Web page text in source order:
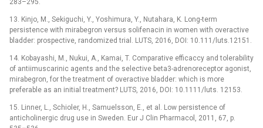
13. Kinjo, M., Sekiguchi, Y., Yoshimura, Y., Nutahara, K. Long-term
persistence with mirabegron versus solifenacin in women with overactive
bladder: prospective, randomized trial. LUTS, 2016, DOI: 10.111/luts.12151.
14. Kobayashi, M., Nukui, A., Kamai, T. Comparative efficaccy and tolerability
of antiimuscarinic agents and the selective beta3-adrenoreceptor agonist,
mirabegron, for the treatment of overactive bladder: which is more
preferable as an initial treatment? LUTS, 2016, DOI: 10.1111/luts. 12153.
15. Linner, L., Schioler, H., Samuelsson, E., et al. Low persistence of
anticholinergic drug use in Sweden. Eur J Clin Pharmacol, 2011, 67, p.